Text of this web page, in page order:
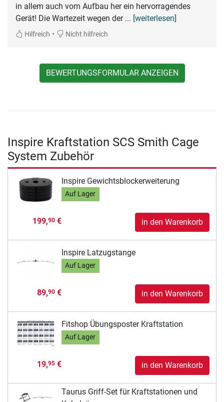
in allem auch vom Aufbau her ein hervorragendes
Gerät! Die Wartezeit wegen der ... [weiterlesen]
Hilfreich • Nicht hilfreich
BEWERTUNGSFORMULAR ANZEIGEN
Inspire Kraftstation SCS Smith Cage
System Zubehör
Inspire Gewichtsblockerweiterung
Auf Lager
199,90€ in den Warenkorb
Inspire Latzugstange
Auf Lager
89,90€ in den Warenkorb
Fitshop Übungsposter Kraftstation
Auf Lager
19,95€ in den Warenkorb
Taurus Griff-Set für Kraftstationen und